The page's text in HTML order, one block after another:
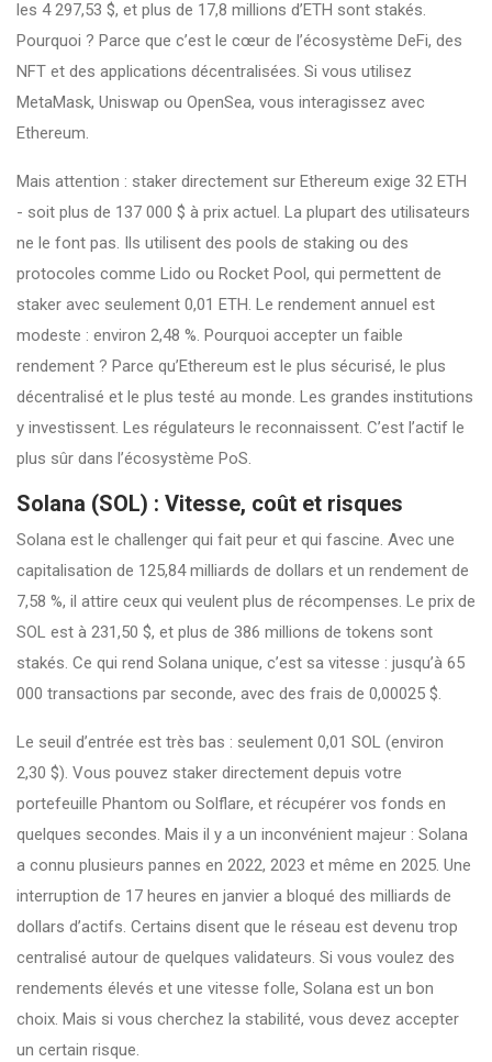
les 4 297,53 $, et plus de 17,8 millions d’ETH sont stakés.
Pourquoi ? Parce que c’est le cœur de l’écosystème DeFi, des
NFT et des applications décentralisées. Si vous utilisez
MetaMask, Uniswap ou OpenSea, vous interagissez avec
Ethereum.
Mais attention : staker directement sur Ethereum exige 32 ETH
- soit plus de 137 000 $ à prix actuel. La plupart des utilisateurs
ne le font pas. Ils utilisent des pools de staking ou des
protocoles comme Lido ou Rocket Pool, qui permettent de
staker avec seulement 0,01 ETH. Le rendement annuel est
modeste : environ 2,48 %. Pourquoi accepter un faible
rendement ? Parce qu’Ethereum est le plus sécurisé, le plus
décentralisé et le plus testé au monde. Les grandes institutions
y investissent. Les régulateurs le reconnaissent. C’est l’actif le
plus sûr dans l’écosystème PoS.
Solana (SOL) : Vitesse, coût et risques
Solana est le challenger qui fait peur et qui fascine. Avec une
capitalisation de 125,84 milliards de dollars et un rendement de
7,58 %, il attire ceux qui veulent plus de récompenses. Le prix de
SOL est à 231,50 $, et plus de 386 millions de tokens sont
stakés. Ce qui rend Solana unique, c’est sa vitesse : jusqu’à 65
000 transactions par seconde, avec des frais de 0,00025 $.
Le seuil d’entrée est très bas : seulement 0,01 SOL (environ
2,30 $). Vous pouvez staker directement depuis votre
portefeuille Phantom ou Solflare, et récupérer vos fonds en
quelques secondes. Mais il y a un inconvénient majeur : Solana
a connu plusieurs pannes en 2022, 2023 et même en 2025. Une
interruption de 17 heures en janvier a bloqué des milliards de
dollars d’actifs. Certains disent que le réseau est devenu trop
centralisé autour de quelques validateurs. Si vous voulez des
rendements élevés et une vitesse folle, Solana est un bon
choix. Mais si vous cherchez la stabilité, vous devez accepter
un certain risque.